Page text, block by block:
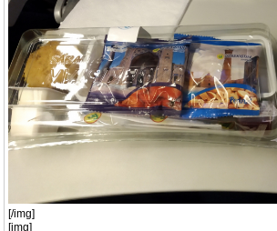
[/img]
[img]